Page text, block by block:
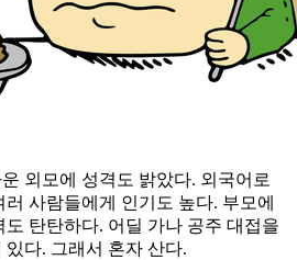
외모에 성격도 밝았다. 외국어로
사람들에게 인기도 높다. 부모에
탄탄하다. 어딜 가나 공주 대접을
다. 그래서 혼자 산다.